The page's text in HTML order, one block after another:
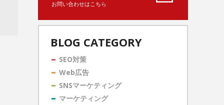
お問い合わせはこちら
BLOG CATEGORY
SEO対策
Web広告
SNSマーケティング
マーケティング